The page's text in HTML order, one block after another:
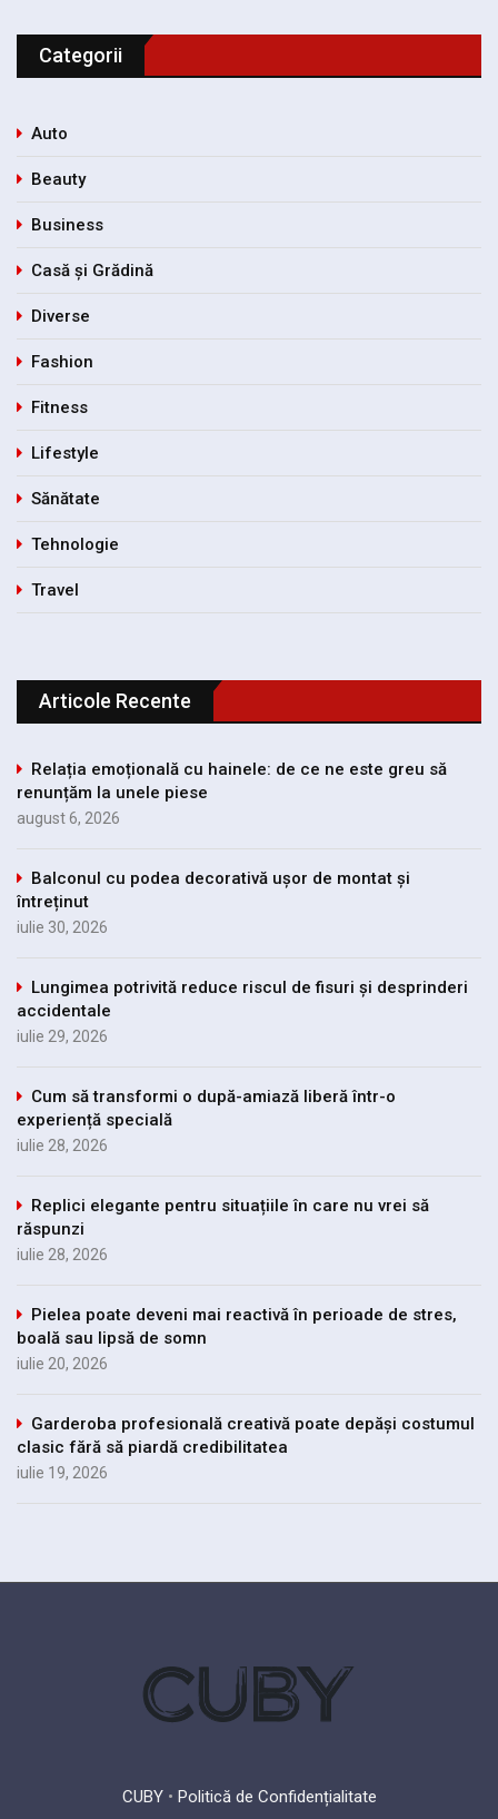
Categorii
Auto
Beauty
Business
Casă și Grădină
Diverse
Fashion
Fitness
Lifestyle
Sănătate
Tehnologie
Travel
Articole Recente
Relația emoțională cu hainele: de ce ne este greu să
renunțăm la unele piese
august 6, 2026
Balconul cu podea decorativă ușor de montat și
întreținut
iulie 30, 2026
Lungimea potrivită reduce riscul de fisuri și desprinderi
accidentale
iulie 29, 2026
Cum să transformi o după-amiază liberă într-o
experiență specială
iulie 28, 2026
Replici elegante pentru situațiile în care nu vrei să
răspunzi
iulie 28, 2026
Pielea poate deveni mai reactivă în perioade de stres,
boală sau lipsă de somn
iulie 20, 2026
Garderoba profesională creativă poate depăși costumul
clasic fără să piardă credibilitatea
iulie 19, 2026
CUBY• Politică de Confidențialitate